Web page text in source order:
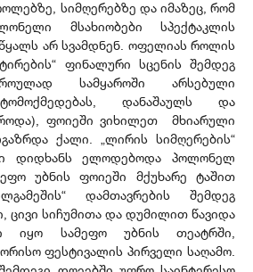
სიმღერებზე და იმაზეც, რომ
მსახიობები სპექტაკლის
არ სვამდნენ. ოფელიას როლის
ფინალური სცენის შემდეგ
სამყაროში არსებული
დანაშაულს და
ფოიეში ვიხილეთ მხიარული
ქალი. „ლირის სიმღერების“
დიდხანს ელოდებოდა პოლონელ
უბნის ფოიეში მქუხარე ტაშით
დამთავრების შემდეგ
ცივი სიჩუმითა და დუმილით წავიდა
იყო სამეფო უბნის თეატრში,
ფესტივალის პირველი საღამო.